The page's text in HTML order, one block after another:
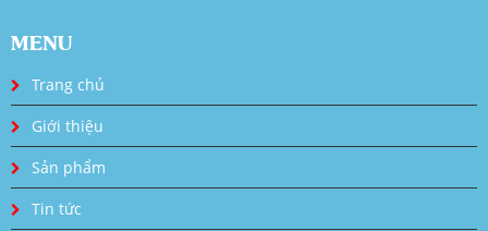
MENU
Trang chủ
Giới thiệu
Sản phẩm
Tin tức